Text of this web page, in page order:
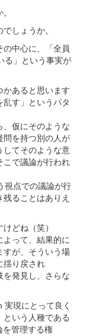
しょうか。
中心に、「全員
る」という事実が
かあると思います
す」というパタ
、仮にそのような
問を持つ別の人が
してそのような意
こで議論が行われ
視点での議論が行
ることはありえ
どね（笑）
って、結果的に
すが、そういう場
揺り戻され
を発見し、さらな
現にとって良く
いう人種である
を管理する権